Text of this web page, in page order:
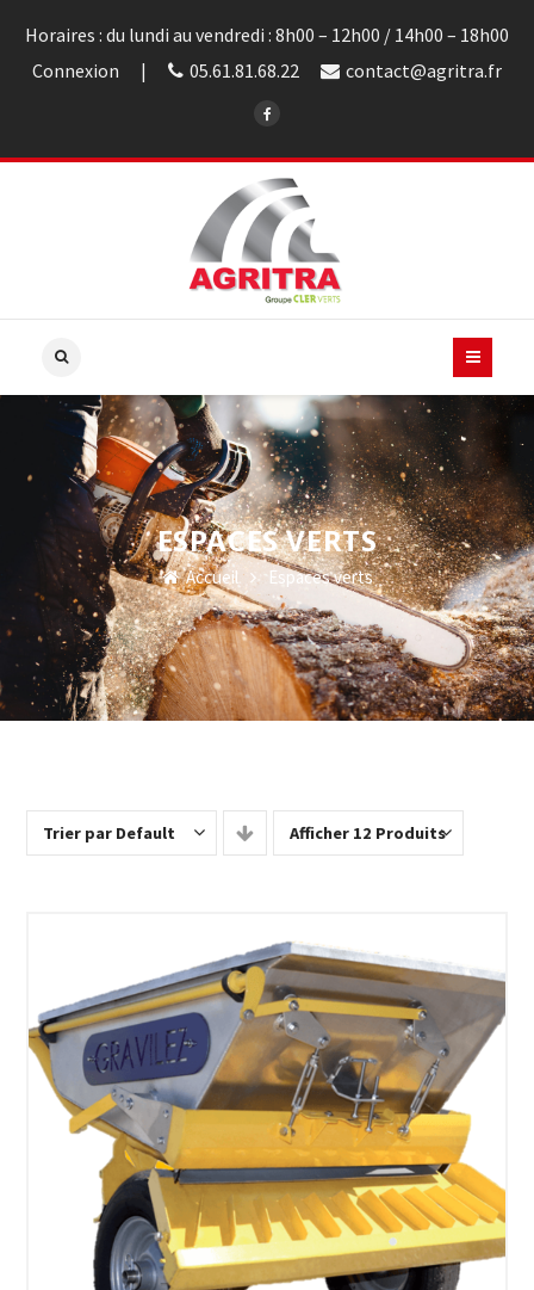
Horaires : du lundi au vendredi : 8h00 – 12h00 / 14h00 – 18h00
Connexion
05.61.81.68.22 contact@agritra.fr
ESPACES VERTS
Accueil Espaces verts
Trier par Default Afficher 12 Produits
SÉLECTIONNEZ LES DATES
VOIR LE PRODUIT